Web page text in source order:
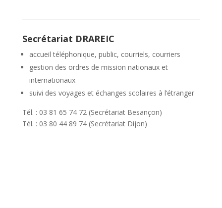
Secrétariat DRAREIC
accueil téléphonique, public, courriels, courriers
gestion des ordres de mission nationaux et
internationaux
suivi des voyages et échanges scolaires à l’étranger
Tél. : 03 81 65 74 72 (Secrétariat Besançon)
Tél. : 03 80 44 89 74 (Secrétariat Dijon)